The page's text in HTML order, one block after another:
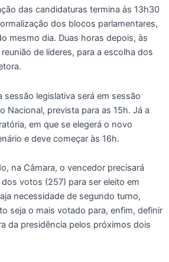
das candidaturas termina às 13h30
dos blocos parlamentares,
mesmo dia. Duas horas depois, às
de líderes, para a escolha dos
sessão legislativa será em sessão
Nacional, prevista para as 15h. Já a
em que se elegerá o novo
e deve começar às 16h.
na Câmara, o vencedor precisará
votos (257) para ser eleito em
necessidade de segundo turno,
seja o mais votado para, enfim, definir
da presidência pelos próximos dois